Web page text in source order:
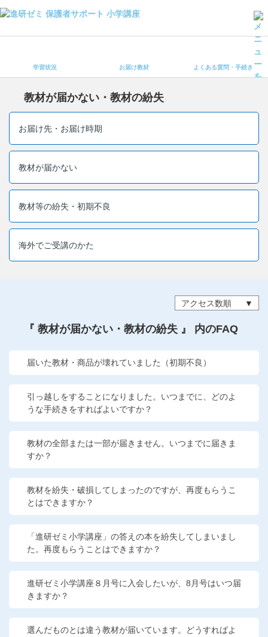
よくある質問・手続き
会員ページへログイン
よくある質問・お問い合わせ
お問い合わせ窓口
進研ゼミ 中学講座
進研ゼミ 中学講座 中高一貫
進研ゼミ 高校講座
進研ゼミ小学講座のご紹介はこちら
会員サイト(お子様用)はこちら
学習状況 お届け教材 よくある質問・手続き
教材が届かない・教材の紛失
お届け先・お届け時期
教材が届かない
教材等の紛失・初期不良
海外でご受講のかた
アクセス数順
『 教材が届かない・教材の紛失 』 内のFAQ
届いた教材・商品が壊れていました（初期不良）
引っ越しをすることになりました。いつまでに、どのよ
うな手続きをすればよいですか？
教材の全部または一部が届きません。いつまでに届きま
すか？
教材を紛失・破損してしまったのですが、再度もらうこ
とはできますか？
「進研ゼミ小学講座」の答えの本を紛失してしまいまし
た。再度もらうことはできますか？
進研ゼミ小学講座８月号に入会したいが、8月号はいつ届
きますか？
選んだものとは違う教材が届いています。どうすればよ